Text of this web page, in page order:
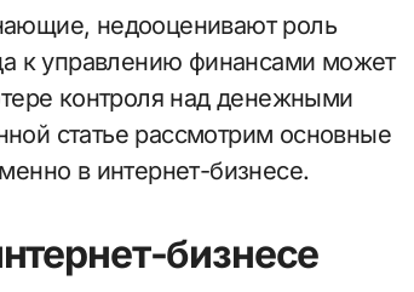
недооценивают роль
к управлению финансами может
контроля над денежными
статье рассмотрим основные
в интернет-бизнесе.
бизнесе